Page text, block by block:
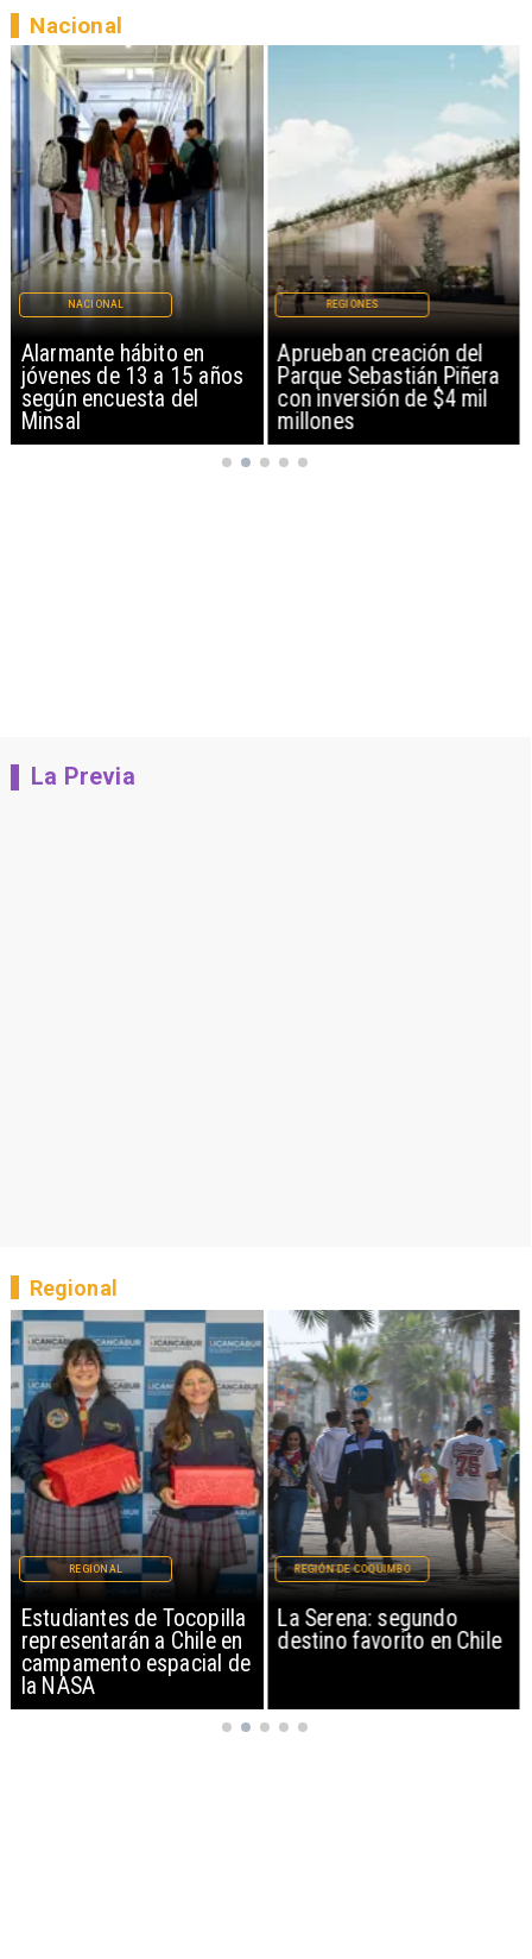
Alarmante hábito en
jóvenes de 13 a 15 años
según encuesta del
Minsal
NACIONAL
Aprueban creación del
Parque Sebastián Piñera
con inversión de $4 mil
millones
REGIONES
Nacional
La Previa
Estudiantes de Tocopilla
representarán a Chile en
campamento espacial de
la NASA
REGIONAL
La Serena: segundo
destino favorito en Chile
REGIÓN DE COQUIMBO
Regional